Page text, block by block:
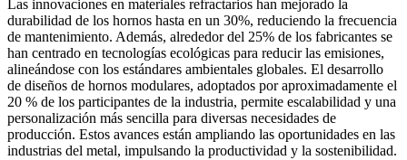
Las innovaciones en materiales refractarios han mejorado la
durabilidad de los hornos hasta en un 30%, reduciendo la frecuencia
de mantenimiento. Además, alrededor del 25% de los fabricantes se
han centrado en tecnologías ecológicas para reducir las emisiones,
alineándose con los estándares ambientales globales. El desarrollo
de diseños de hornos modulares, adoptados por aproximadamente el
20 % de los participantes de la industria, permite escalabilidad y una
personalización más sencilla para diversas necesidades de
producción. Estos avances están ampliando las oportunidades en las
industrias del metal, impulsando la productividad y la sostenibilidad.